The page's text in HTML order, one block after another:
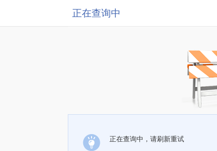
正在查询中
正在查询中，请刷新重试